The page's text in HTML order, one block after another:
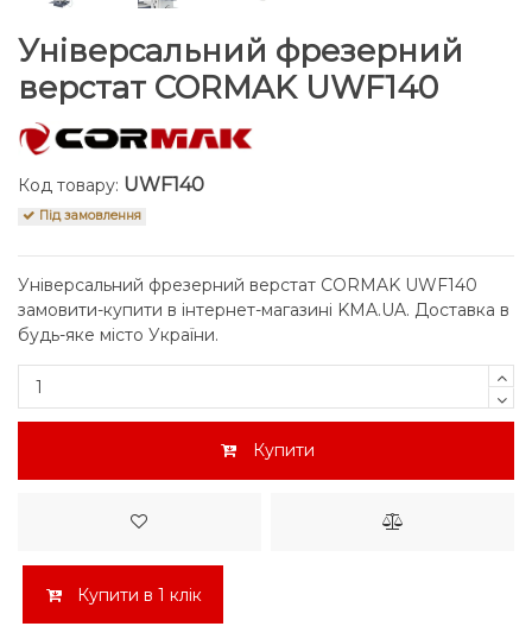
Універсальний фрезерний
верстат CORMAK UWF140
Код товару: UWF140
Під замовлення
Універсальний фрезерний верстат CORMAK UWF140
замовити-купити в інтернет-магазині KMA.UA. Доставка в
будь-яке місто України.
Купити
Купити в 1 клік